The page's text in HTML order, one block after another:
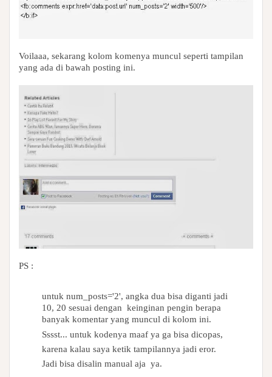
Voilaaa, sekarang kolom komenya muncul seperti tampilan
yang ada di bawah posting ini.
PS :
untuk num_posts='2', angka dua bisa diganti jadi
10, 20 sesuai dengan keinginan pengin berapa
banyak komentar yang muncul di kolom ini.
Sssst... untuk kodenya maaf ya ga bisa dicopas,
karena kalau saya ketik tampilannya jadi eror.
Jadi bisa disalin manual aja ya.